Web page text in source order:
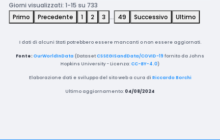
Giorni visualizzati: 1-15 su 733
Primo
Precedente 1 2 3 … 49 Successivo Ultimo
I dati di alcuni Stati potrebbero essere mancanti o non essere aggiornati.
Fonte:OurWorldInData (DatasetCSSEGISandData/COVID-19 fornito da Johns
Hopkins University - Licenza:CC-BY-4.0)
Elaborazione dati e sviluppo del sito web a cura di Riccardo Borchi
Ultimo aggiornamento: 04/08/2024